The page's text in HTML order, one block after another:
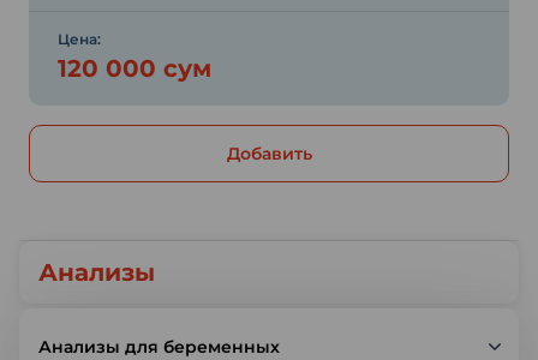
Анализы
Анализы для беременных
Цена:
120 000 сум
Добавить